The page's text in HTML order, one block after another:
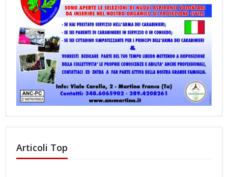
Articoli Top